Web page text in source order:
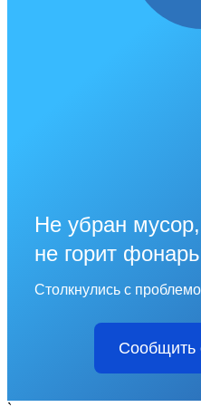
Не убран
не горит
Столкнулись с
Сообщить
`